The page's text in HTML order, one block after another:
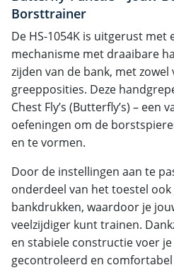
Borsttrainer
De HS-1054K is uitgerust met
mechanisme met draaibare
zijden van de bank, met
greepposities. Deze
Chest Fly’s (Butterfly’s) – een
oefeningen om de
en te vormen.
Door de instellingen aan te
onderdeel van het toestel
bankdrukken, waardoor je
veelzijdiger kunt trainen.
en stabiele constructie voer
gecontroleerd en